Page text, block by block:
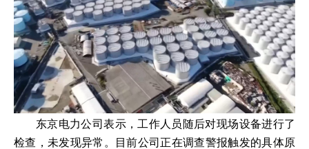
东京电力公司表示，工作人员随后对现场设备进行了
检查，未发现异常。目前公司正在调查警报触发的具体原